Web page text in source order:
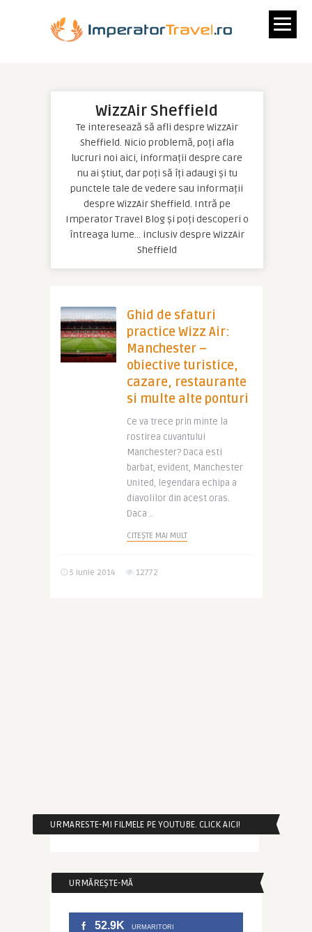
WizzAir Sheffield
Te interesează să afli despre WizzAir
Sheffield. Nicio problemă, poți afla
lucruri noi aici, informații despre care
nu ai știut, dar poți să îți adaugi și tu
punctele tale de vedere sau informații
despre WizzAir Sheffield. Intră pe
Imperator Travel Blog și poți descoperi o
întreaga lume… inclusiv despre WizzAir
Sheffield
Ghid de sfaturi
practice Wizz Air:
Manchester –
obiective turistice,
cazare, restaurante
si multe alte ponturi
Ce va trece prin minte la
rostirea cuvantului
Manchester? Daca esti
barbat, evident, Manchester
United, legendara echipa a
diavolilor din acest oras.
Daca ..
CITEȘTE MAI MULT
5 iunie 2014 12772
URMARESTE-MI FILMELE PE YOUTUBE. CLICK AICI!
URMĂREȘTE-MĂ
52.9K URMARITORI